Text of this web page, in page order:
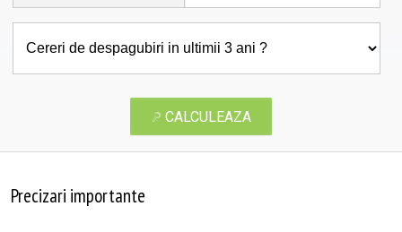
CALCULEAZA
Precizari importante